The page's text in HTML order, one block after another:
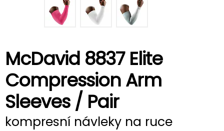
McDavid 8837 Elite
Compression Arm
Sleeves / Pair
kompresní návleky na ruce